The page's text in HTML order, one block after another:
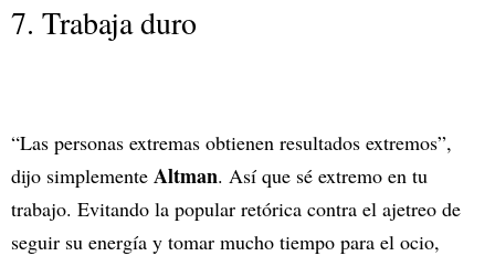
7. Trabaja duro
“Las personas extremas obtienen resultados extremos”,
dijo simplemente Altman. Así que sé extremo en tu
trabajo. Evitando la popular retórica contra el ajetreo de
seguir su energía y tomar mucho tiempo para el ocio,